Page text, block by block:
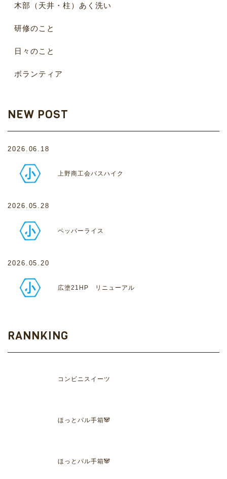
木部（天井・柱）あく洗い
研修のこと
日々のこと
ボランティア
NEW POST
2026.06.18
上野商工会バスハイク
2026.05.28
ペッパーライス
2026.05.20
広塗21HP リニューアル
RANNKING
コンビニスイーツ
ほっとパル手箱🐼
ほっとパル手箱🐼